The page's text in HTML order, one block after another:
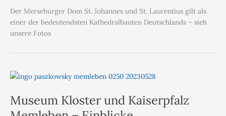
Der Merseburger Dom St. Johannes und St. Laurentius gilt als
einer der bedeutendsten Kathedralbauten Deutschlands – sieh
unsere Fotos
Museum Kloster und Kaiserpfalz